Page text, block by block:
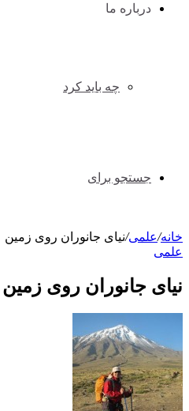
درباره ما
چه باید کرد
جستجو برای
خانه/علمی/نیای جانوران روی زمین
علمی
نیای جانوران روی زمین